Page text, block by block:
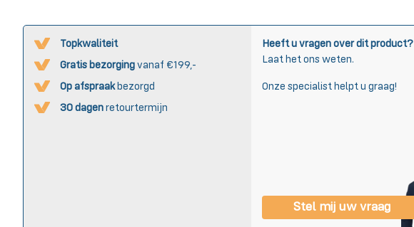
Topkwaliteit
Gratis bezorging vanaf €199,-
Op afspraak bezorgd
30 dagen retourtermijn
Heeft u vragen over dit product?
Laat het ons weten.
Onze specialist helpt u graag!
Stel mij uw vraag